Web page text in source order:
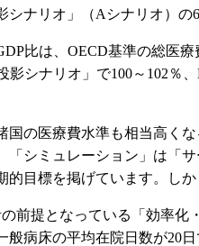
シナリオ」（Aシナリオ）
比は、OECD基準の総医
影シナリオ」で100～102％
国の医療費水準も相当高く
「シミュレーション」は「
的目標を掲げています。し
前提となっている「効率化
般病床の平均在院日数が20